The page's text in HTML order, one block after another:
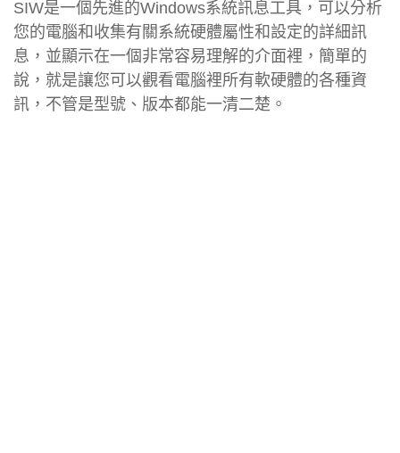
SIW是一個先進的Windows系統訊息工具，可以分析
您的電腦和收集有關系統硬體屬性和設定的詳細訊
息，並顯示在一個非常容易理解的介面裡，簡單的
說，就是讓您可以觀看電腦裡所有軟硬體的各種資
訊，不管是型號、版本都能一清二楚。